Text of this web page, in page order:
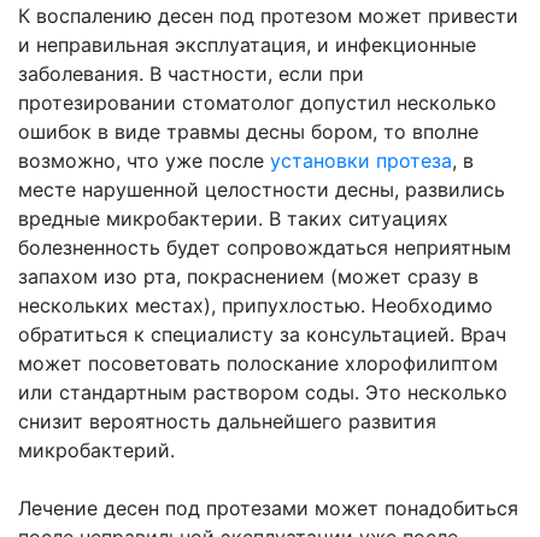
К воспалению десен под протезом может привести
и неправильная эксплуатация, и инфекционные
заболевания. В частности, если при
протезировании стоматолог допустил несколько
ошибок в виде травмы десны бором, то вполне
возможно, что уже после установки протеза, в
месте нарушенной целостности десны, развились
вредные микробактерии. В таких ситуациях
болезненность будет сопровождаться неприятным
запахом изо рта, покраснением (может сразу в
нескольких местах), припухлостью. Необходимо
обратиться к специалисту за консультацией. Врач
может посоветовать полоскание хлорофилиптом
или стандартным раствором соды. Это несколько
снизит вероятность дальнейшего развития
микробактерий.
Лечение десен под протезами может понадобиться